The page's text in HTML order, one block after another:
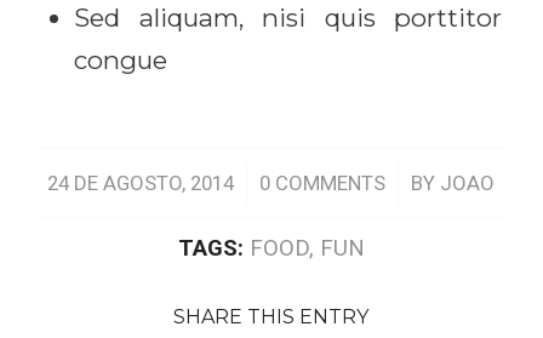
Sed aliquam, nisi quis porttitor
congue
24 DE AGOSTO, 2014
/ 0 COMMENTS
/ BY JOAO
TAGS: FOOD, FUN
SHARE THIS ENTRY